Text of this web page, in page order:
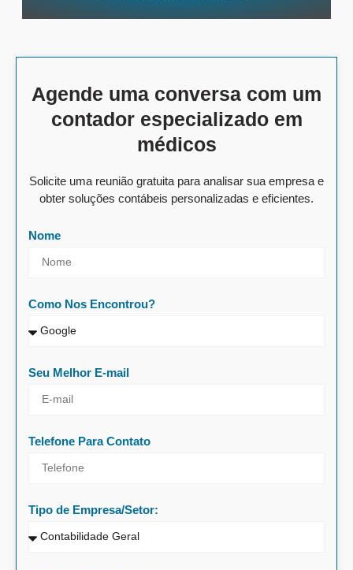
Agende uma conversa com um
contador especializado em
médicos
Solicite uma reunião gratuita para analisar sua empresa e
obter soluções contábeis personalizadas e eficientes.
Nome
Como Nos Encontrou?
Seu Melhor E-mail
Telefone Para Contato
Tipo de Empresa/Setor: